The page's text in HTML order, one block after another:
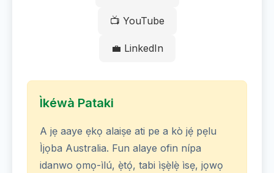
📺 YouTube
💼 LinkedIn
Ìkéwà Pataki
A jẹ aaye ẹkọ alaiṣe ati pe a kò jẹ́ pẹlu
Ìjọba Australia. Fun alaye ofin nípa
idanwo ọmọ-ìlú, ẹ̀tọ́, tabi ìṣẹ̀lẹ̀ ìsẹ, jọwọ